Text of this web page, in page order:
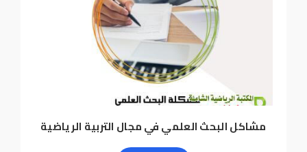
مشاكل البحث العلمي في مجال التربية الرياضية